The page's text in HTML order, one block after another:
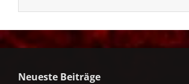
Neueste Beiträge